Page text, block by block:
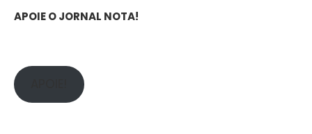
APOIE O JORNAL NOTA!